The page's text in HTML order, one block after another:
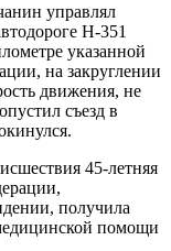
управлял
Н-351
указанной
на закруглении
движения, не
съезд в
45-летняя
получила
помощи